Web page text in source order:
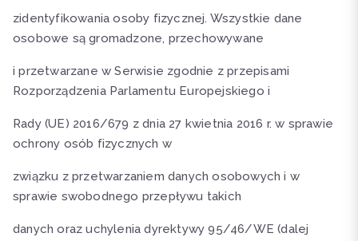
zidentyfikowania osoby fizycznej. Wszystkie dane
osobowe są gromadzone, przechowywane
i przetwarzane w Serwisie zgodnie z przepisami
Rozporządzenia Parlamentu Europejskiego i
Rady (UE) 2016/679 z dnia 27 kwietnia 2016 r. w sprawie
ochrony osób fizycznych w
związku z przetwarzaniem danych osobowych i w
sprawie swobodnego przepływu takich
danych oraz uchylenia dyrektywy 95/46/WE (dalej